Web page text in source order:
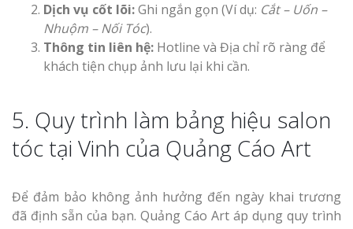
Dịch vụ cốt lõi:Ghi ngắn gọn (Ví dụ: Cắt – Uốn –
Nhuộm – Nối Tóc).
Thông tin liên hệ: Hotline và Địa chỉ rõ ràng để
khách tiện chụp ảnh lưu lại khi cần.
5. Quy trình làm bảng hiệu salon
tóc tại Vinh của Quảng Cáo Art
Để đảm bảo không ảnh hưởng đến ngày khai trương
đã định sẵn của bạn. Quảng Cáo Art áp dụng quy trình